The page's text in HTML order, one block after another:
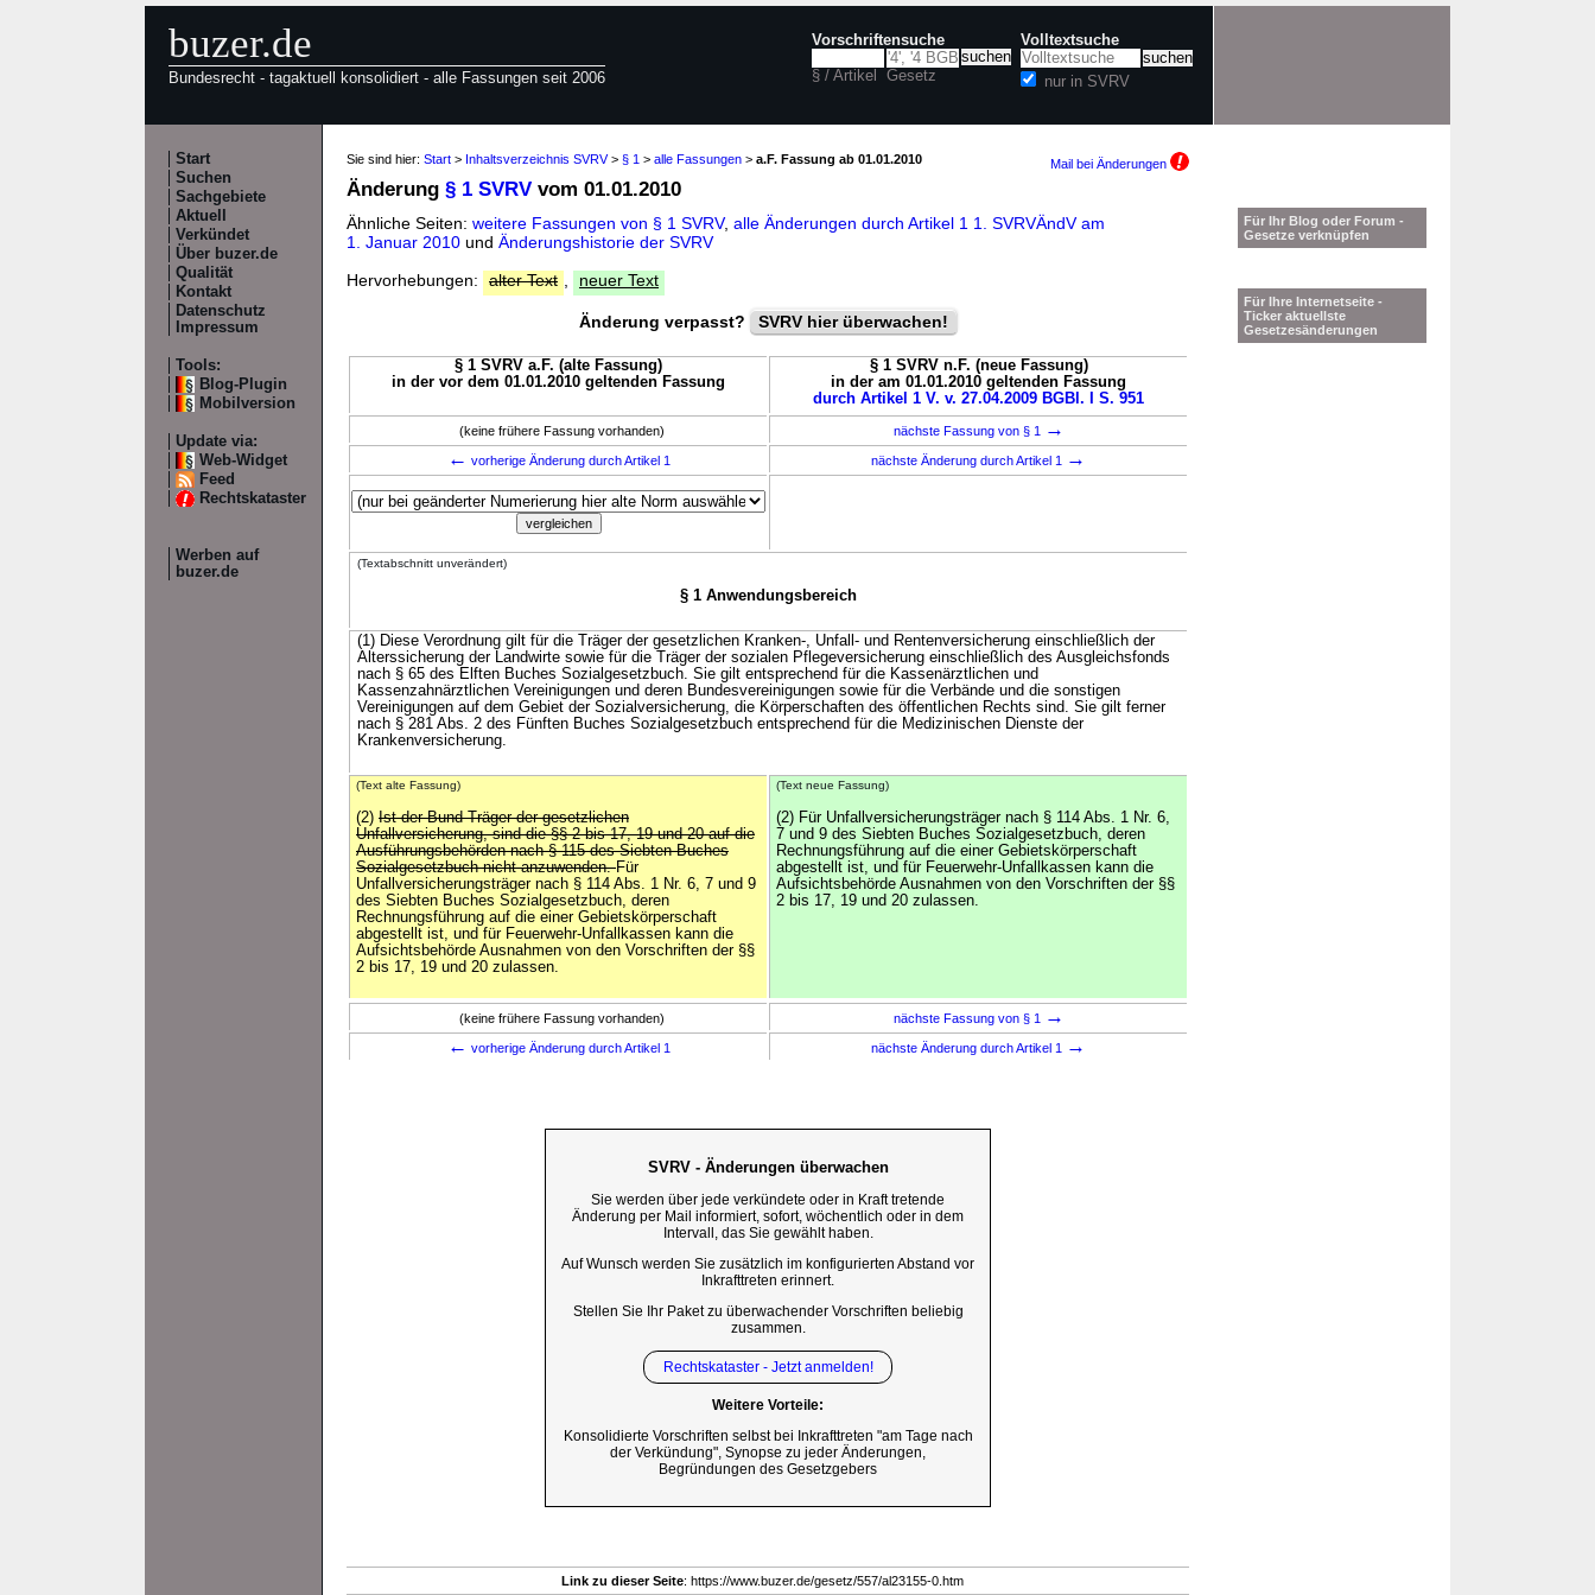
buzer.de
Bundesrecht - tagaktuell konsolidiert - alle Fassungen seit 2006
Vorschriftensuche
§ / Artikel Gesetz
Volltextsuche
nur in SVRV
Start
Suchen
Sachgebiete
Aktuell
Verkündet
Über buzer.de
Qualität
Kontakt
Datenschutz
Impressum
Tools:
Blog-Plugin
Mobilversion
Update via:
Web-Widget
Feed
Rechtskataster
Werben auf
buzer.de
Sie sind hier: Start > Inhaltsverzeichnis SVRV> § 1 > alle Fassungen > a.F. Fassung ab 01.01.2010 Mail bei Änderungen
Änderung § 1 SVRV vom 01.01.2010
Ähnliche Seiten: weitere Fassungen von § 1 SVRV, alle Änderungen durch Artikel 1 1. SVRVÄndV am
1. Januar 2010 und Änderungshistorie der SVRV
Hervorhebungen:
alter Text neuer Text
Änderung verpasst? SVRV hier überwachen!
§ 1 SVRV a.F. (alte Fassung)
in der vor dem 01.01.2010 geltenden Fassung
§ 1 SVRV n.F. (neue Fassung)
in der am 01.01.2010 geltenden Fassung
durch Artikel 1 V. v. 27.04.2009 BGBl. I S. 951
(keine frühere Fassung vorhanden) nächste Fassung von § 1
→
← vorherige Änderung durch Artikel 1 nächste Änderung durch Artikel 1 →
(Textabschnitt unverändert)
§ 1 Anwendungsbereich
(1) Diese Verordnung gilt für die Träger der gesetzlichen Kranken-, Unfall- und Rentenversicherung einschließlich der
Alterssicherung der Landwirte sowie für die Träger der sozialen Pflegeversicherung einschließlich des Ausgleichsfonds
nach § 65 des Elften Buches Sozialgesetzbuch. Sie gilt entsprechend für die Kassenärztlichen und
Kassenzahnärztlichen Vereinigungen und deren Bundesvereinigungen sowie für die Verbände und die sonstigen
Vereinigungen auf dem Gebiet der Sozialversicherung, die Körperschaften des öffentlichen Rechts sind. Sie gilt ferner
nach § 281 Abs. 2 des Fünften Buches Sozialgesetzbuch entsprechend für die Medizinischen Dienste der
Krankenversicherung.
(Text alte Fassung)
(2) Ist der Bund Träger der gesetzlichen
Unfallversicherung, sind die §§ 2 bis 17, 19 und 20 auf die
Ausführungsbehörden nach § 115 des Siebten Buches
Sozialgesetzbuch nicht anzuwenden.Für
Unfallversicherungsträger nach § 114 Abs. 1 Nr. 6, 7 und 9
des Siebten Buches Sozialgesetzbuch, deren
Rechnungsführung auf die einer Gebietskörperschaft
abgestellt ist, und für Feuerwehr-Unfallkassen kann die
Aufsichtsbehörde Ausnahmen von den Vorschriften der §§
2 bis 17, 19 und 20 zulassen.
(Text neue Fassung)
(2) Für Unfallversicherungsträger nach § 114 Abs. 1 Nr. 6,
7 und 9 des Siebten Buches Sozialgesetzbuch, deren
Rechnungsführung auf die einer Gebietskörperschaft
abgestellt ist, und für Feuerwehr-Unfallkassen kann die
Aufsichtsbehörde Ausnahmen von den Vorschriften der §§
2 bis 17, 19 und 20 zulassen.
(keine frühere Fassung vorhanden) nächste Fassung von § 1
→
← vorherige Änderung durch Artikel 1 nächste Änderung durch Artikel 1 →
SVRV - Änderungen überwachen
Sie werden über jede verkündete oder in Kraft tretende
Änderung per Mail informiert, sofort, wöchentlich oder in dem
Intervall, das Sie gewählt haben.
Auf Wunsch werden Sie zusätzlich im konfigurierten Abstand vor
Inkrafttreten erinnert.
Stellen Sie Ihr Paket zu überwachender Vorschriften beliebig
zusammen.
Rechtskataster - Jetzt anmelden!
Weitere Vorteile:
Konsolidierte Vorschriften selbst bei Inkrafttreten "am Tage nach
der Verkündung", Synopse zu jeder Änderungen,
Begründungen des Gesetzgebers
Link zu dieser Seite: https://www.buzer.de/gesetz/557/al23155-0.htm
Für Ihr Blog oder Forum -
Gesetze verknüpfen
Für Ihre Internetseite -
Ticker aktuellste
Gesetzesänderungen